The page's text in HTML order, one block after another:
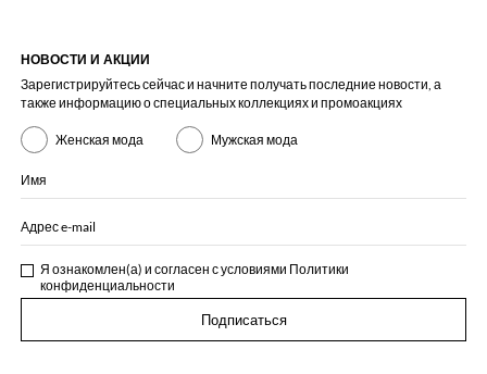
НОВОСТИ И АКЦИИ
Зарегистрируйтесь сейчас и начните получать последние новости, а
также информацию о специальных коллекциях и промоакциях
Женская мода Мужская мода
Имя
Адрес e-mail
Я ознакомлен(а) и согласен с условиями Политики
конфиденциальности
Подписаться